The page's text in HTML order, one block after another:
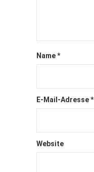
Name*
E-Mail-Adresse*
Website